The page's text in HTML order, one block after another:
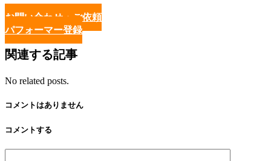
お問い合わせ・ご依頼
パフォーマー登録
関連する記事
No related posts.
コメントはありません
コメントする